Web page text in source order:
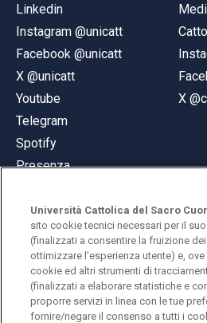
Linkedin
Instagram @unicatt
Facebook @unicatt
X @unicatt
Youtube
Telegram
Spotify
Presenza
X
© Università Cattolica del Sacro
Largo A. Gemelli 1, 20123 Milano
PI 02133120150
Università Cattolica del Sacro
sito cookie tecnici necessari per il
(finalizzati a consentire la fruizione
ottimizzare l'esperienza utente) e,
cookie ed altri strumenti di
(finalizzati a elaborare statistiche e
proporre servizi in linea con le tue
fornire/negare il consenso a tutti i